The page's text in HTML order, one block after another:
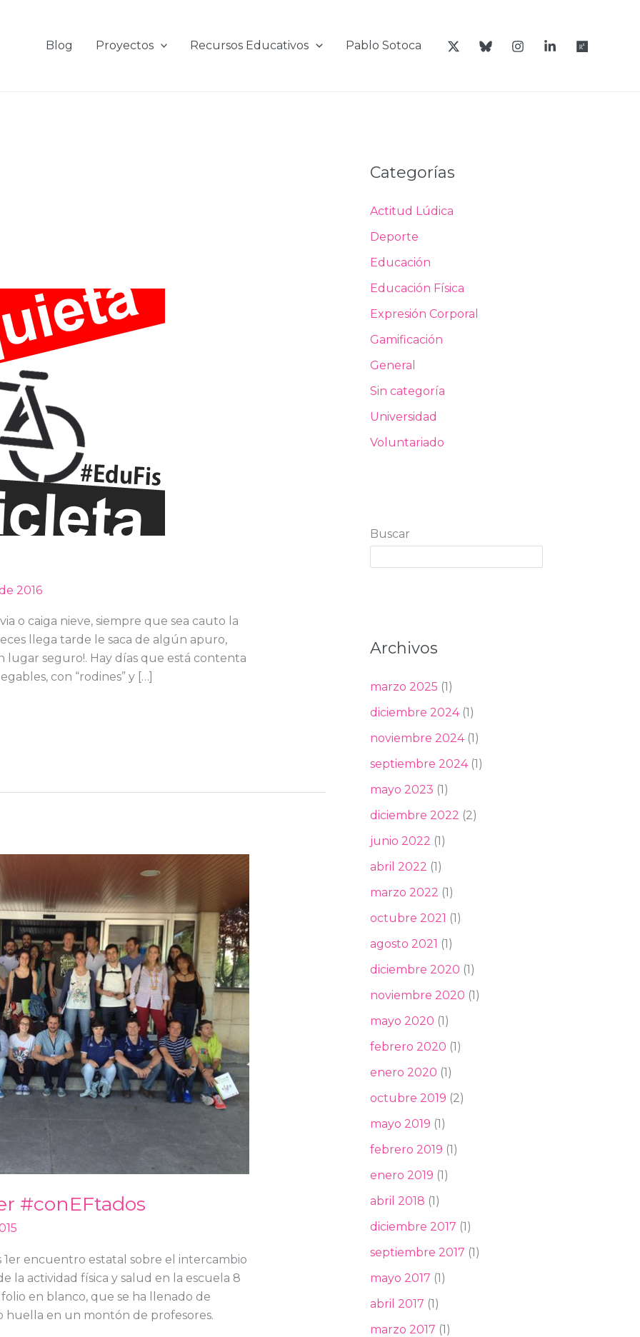
Blog Proyectos Recursos Educativos Pablo Sotoca
2016
o caiga nieve, siempre que sea cauto la
llega tarde le saca de algún apuro,
lugar seguro!. Hay días que está contenta
con “rodines” y […]
#conEFtados
1er encuentro estatal sobre el intercambio
la actividad física y salud en la escuela 8
en blanco, que se ha llenado de
huella en un montón de profesores.
Categorías
Actitud Lúdica
Deporte
Educación
Educación Física
Expresión Corporal
Gamificación
General
Sin categoría
Universidad
Voluntariado
Buscar
Archivos
marzo 2025 (1)
diciembre 2024(1)
noviembre 2024(1)
septiembre 2024(1)
mayo 2023 (1)
diciembre 2022 (2)
junio 2022 (1)
abril 2022 (1)
marzo 2022 (1)
octubre 2021 (1)
agosto 2021 (1)
diciembre 2020 (1)
noviembre 2020 (1)
mayo 2020 (1)
febrero 2020 (1)
enero 2020 (1)
octubre 2019 (2)
mayo 2019 (1)
febrero 2019 (1)
enero 2019 (1)
abril 2018 (1)
diciembre 2017 (1)
septiembre 2017 (1)
mayo 2017 (1)
abril 2017 (1)
marzo 2017 (1)